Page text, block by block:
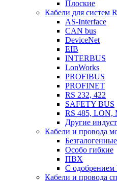
Плоские
Кабели для систем
AS-Interface
CAN bus
DeviceNet
EIB
INTERBUS
LonWorks
PROFIBUS
PROFINET
RS 232, 422
SAFETY BUS
RS 485, LON,
Другие
Кабели и провода
Безгалогенные
Особо гибкие
ПВХ
С одобрением
Кабели и провода